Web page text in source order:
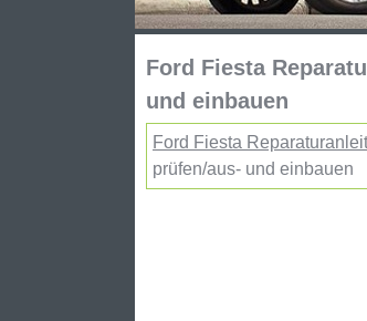
Ford Fiesta
und einbauen
Ford Fiesta
prüfen/aus- und einbauen